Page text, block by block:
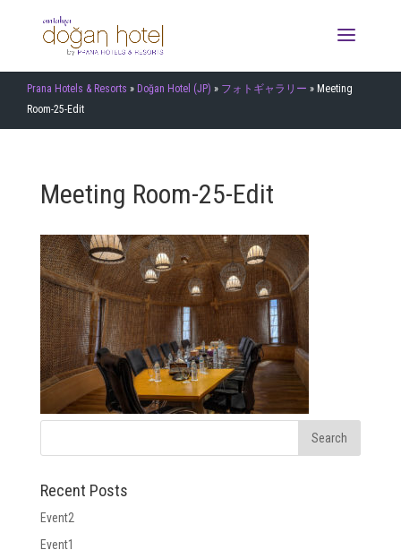
Prana Hotels & Resorts » Doğan Hotel (JP) » フォトギャラリー » Meeting
Room-25-Edit
Meeting Room-25-Edit
Recent Posts
Event2
Event1